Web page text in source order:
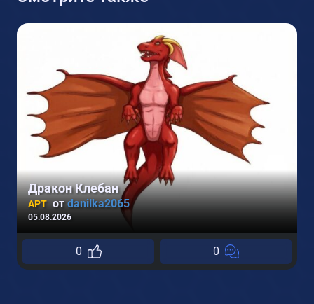
Дракон Клебан
АРТ отdanilka2065
05.08.2026
0 0